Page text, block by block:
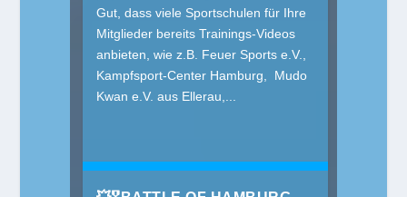
Gut, dass viele Sportschulen für Ihre
Mitglieder bereits Trainings-Videos
anbieten, wie z.B. Feuer Sports e.V.,
Kampfsport-Center Hamburg, Mudo
Kwan e.V. aus Ellerau,...